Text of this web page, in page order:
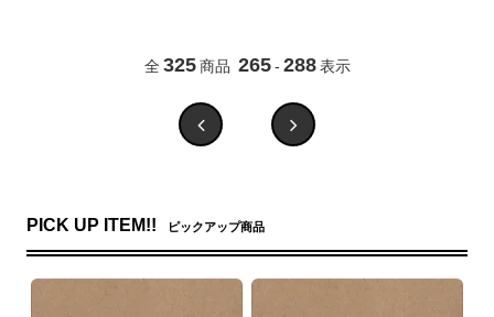
全 325 商品 265 - 288 表示
PICK UP ITEM!! ピックアップ商品